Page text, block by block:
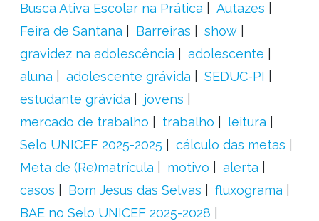
Busca Ativa Escolar na Prática
Autazes
Feira de Santana
Barreiras
show
gravidez na adolescência
adolescente
aluna
adolescente grávida
SEDUC-PI
estudante grávida
jovens
mercado de trabalho
trabalho
leitura
Selo UNICEF 2025-2025
cálculo das metas
Meta de (Re)matrícula
motivo
alerta
casos
Bom Jesus das Selvas
fluxograma
BAE no Selo UNICEF 2025-2028